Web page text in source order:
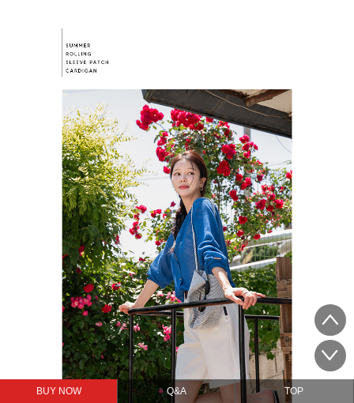
BUY NOW Q&A TOP